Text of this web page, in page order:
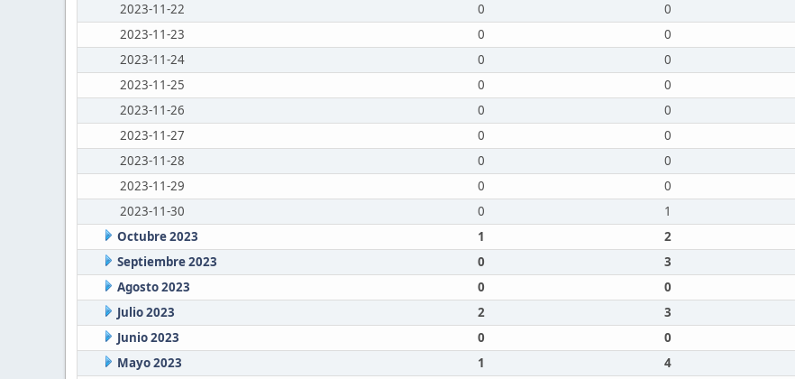
2023-11-22
0 0
2023-11-23
0 0
2023-11-24
0 0
2023-11-25
0 0
2023-11-26
0 0
2023-11-27
0 0
2023-11-28
0 0
2023-11-29
0 0
2023-11-30
0 1
Octubre 2023
1 2
Septiembre 2023
0 3
Agosto 2023
0 0
Julio 2023
2 3
Junio 2023
0 0
Mayo 2023
1 4